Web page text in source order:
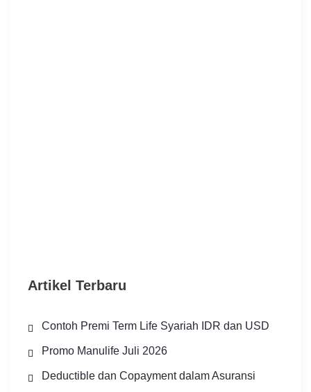
Artikel Terbaru
Contoh Premi Term Life Syariah IDR dan USD
Promo Manulife Juli 2026
Deductible dan Copayment dalam Asuransi